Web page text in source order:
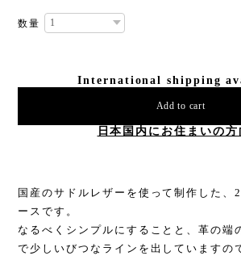
数量
International shipping
Add to cart
日本国内にお住まいの方
国産のサドルレザーを使って制作した、
ースです。
なるべくシンプルにすることと、革の端
で少しいびつなラインを出していますの